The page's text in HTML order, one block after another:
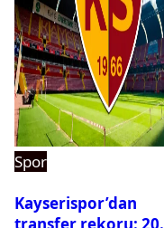
Spor
Kayserispor’dan
transfer rekoru: 20